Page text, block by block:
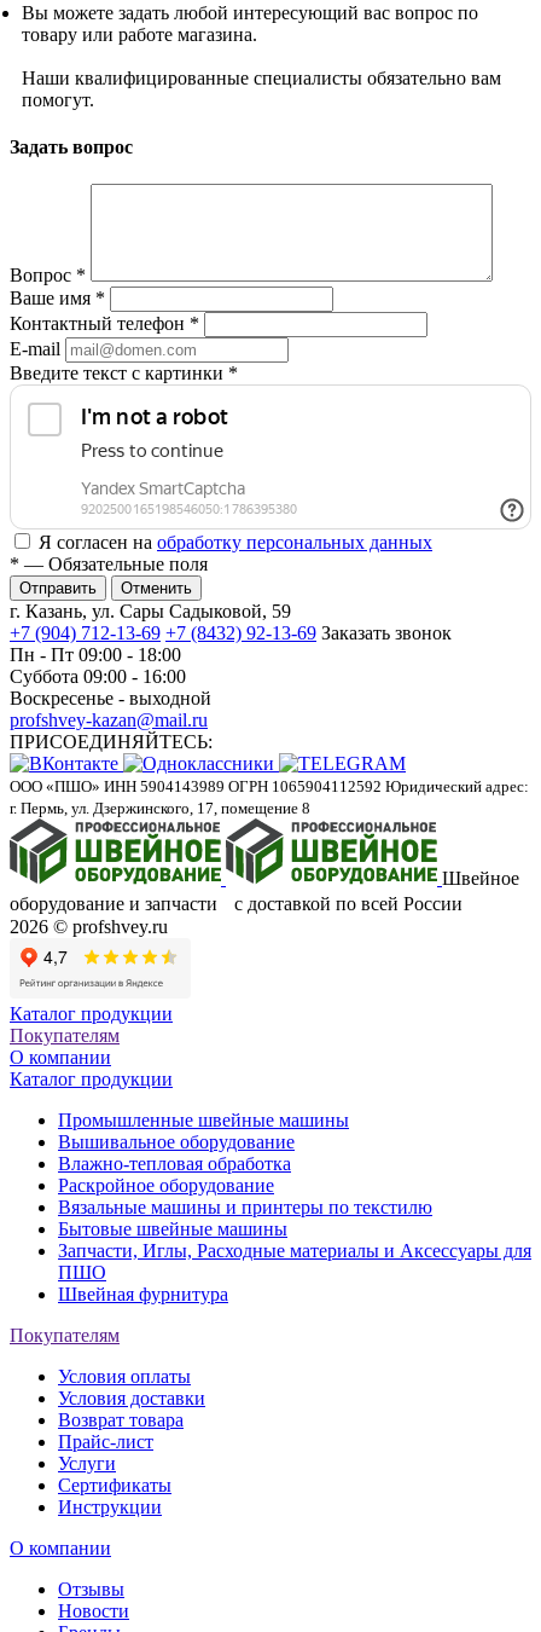
Вы можете задать любой интересующий вас вопрос по
товару или работе магазина.
Наши квалифицированные специалисты обязательно вам
помогут.
Задать вопрос
Вопрос *
Ваше имя *
Контактный телефон *
E-mail
Введите текст с картинки *
Я согласен на обработку персональных данных
* — Обязательные поля
Отменить
г. Казань, ул. Сары Садыковой, 59
+7 (904) 712-13-69 +7 (8432) 92-13-69 Заказать звонок
Пн - Пт 09:00 - 18:00
Суббота 09:00 - 16:00
Воскресенье - выходной
profshvey-kazan@mail.ru
ПРИСОЕДИНЯЙТЕСЬ:
ООО «ПШО» ИНН 5904143989 ОГРН 1065904112592 Юридический адрес:
г. Пермь, ул. Дзержинского, 17, помещение 8
Швейное
оборудование и запчасти с доставкой по всей России
2026 © profshvey.ru
Каталог продукции
Покупателям
О компании
Каталог продукции
Промышленные швейные машины
Вышивальное оборудование
Влажно-тепловая обработка
Раскройное оборудование
Вязальные машины и принтеры по текстилю
Бытовые швейные машины
Запчасти, Иглы, Расходные материалы и Аксессуары для
ПШО
Швейная фурнитура
Покупателям
Условия оплаты
Условия доставки
Возврат товара
Прайс-лист
Услуги
Сертификаты
Инструкции
О компании
Отзывы
Новости